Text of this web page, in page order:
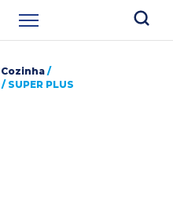
Cozinha /
/ SUPER PLUS